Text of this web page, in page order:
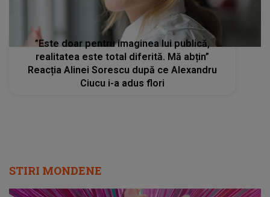
”Este doar pentru imaginea lui publică,
realitatea este total diferită. Mă abțin”
Reacția Alinei Sorescu după ce Alexandru
Ciucu i-a adus flori
STIRI MONDENE